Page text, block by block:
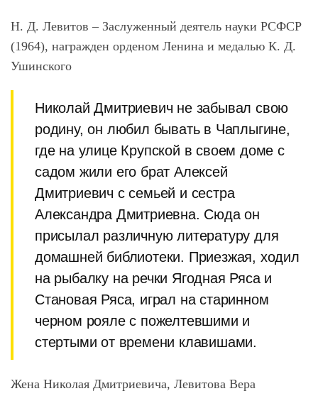
Н. Д. Левитов – Заслуженный деятель науки РСФСР
(1964), награжден орденом Ленина и медалью К. Д.
Ушинского
Николай Дмитриевич не забывал свою
родину, он любил бывать в Чаплыгине,
где на улице Крупской в своем доме с
садом жили его брат Алексей
Дмитриевич с семьей и сестра
Александра Дмитриевна. Сюда он
присылал различную литературу для
домашней библиотеки. Приезжая, ходил
на рыбалку на речки Ягодная Ряса и
Становая Ряса, играл на старинном
черном рояле с пожелтевшими и
стертыми от времени клавишами.
Жена Николая Дмитриевича, Левитова Вера